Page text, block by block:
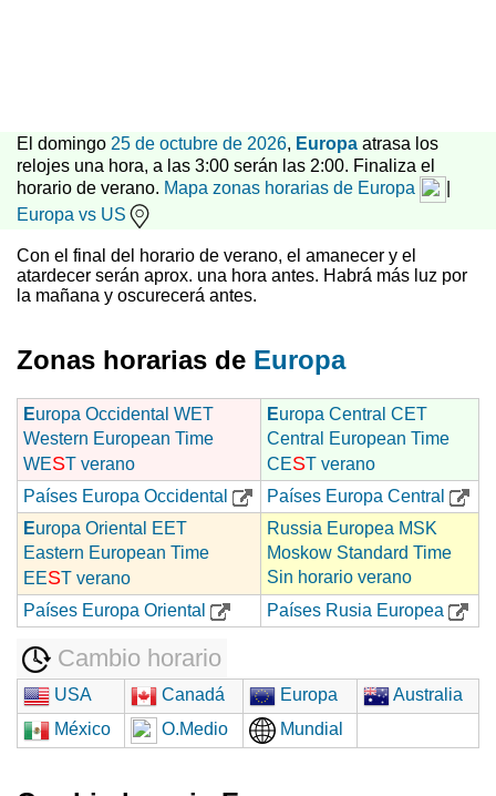
El domingo 25 de octubre de 2026, Europa atrasa los
relojes una hora, a las 3:00 serán las 2:00. Finaliza el
horario de verano. Mapa zonas horarias de Europa
Europa vs US
Con el final del horario de verano, el amanecer y el
atardecer serán aprox. una hora antes. Habrá más luz por
la mañana y oscurecerá antes.
Zonas horarias de Europa
Europa Occidental WET
Western European Time
WEST verano
Europa Central CET
Central European Time
CEST verano
Países Europa Occidental
Países Europa Central
Europa Oriental EET
Eastern European Time
EEST verano
Russia Europea MSK
Moskow Standard Time
Sin horario verano
Países Europa Oriental
Países Rusia Europea
Cambio horario
USA Canadá Europa
Australia
México
O.Medio Mundial